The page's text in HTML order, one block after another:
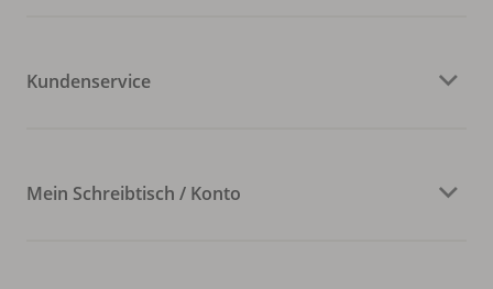
Kundenservice
Mein Schreibtisch / Konto